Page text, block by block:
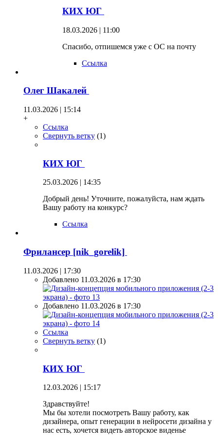
КИХ ЮГ
18.03.2026 | 11:00
Спасибо, отпишемся уже с ОС на почту
Ссылка
Олег Шакалей
11.03.2026 | 15:14
+
Ссылка
Свернуть ветку (1)
КИХ ЮГ
25.03.2026 | 14:35
Добрый день! Уточните, пожалуйста, нам ждать
Вашу работу на конкурс?
Ссылка
Фрилансер [nik_gorelik]
11.03.2026 | 17:30
Добавлено 11.03.2026 в 17:30
Добавлено 11.03.2026 в 17:30
Ссылка
Свернуть ветку (1)
КИХ ЮГ
12.03.2026 | 15:17
Здравствуйте!
Мы бы хотели посмотреть Вашу работу, как
дизайнера, опыт генерации в нейросети дизайна у
нас есть, хочется видеть авторское виденье